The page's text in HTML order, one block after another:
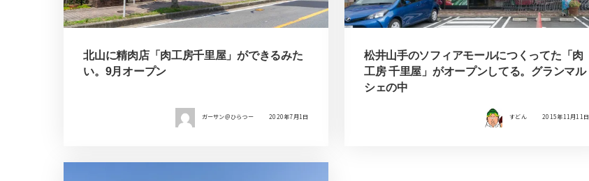
北山に精肉店「肉工房千里屋」ができるみた
い。9月オープン
ガーサン＠ひらつー 2020年7月1日
松井山手のソフィアモールにつくってた「肉
工房 千里屋」がオープンしてる。グランマル
シェの中
すどん 2015年11月11日